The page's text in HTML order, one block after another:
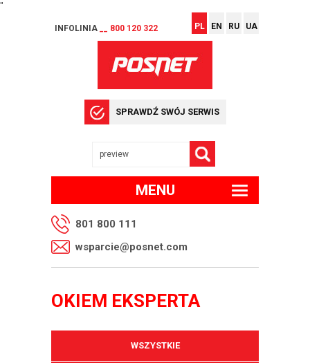
"
INFOLINIA __ 800 120 322 PL EN RU UA
SPRAWDŹ SWÓJ SERWIS
MENU
801 800 111
wsparcie@posnet.com
OKIEM EKSPERTA
WSZYSTKIE